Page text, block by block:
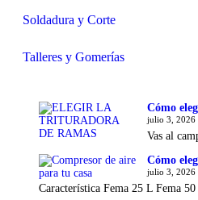
Soldadura y Corte
Talleres y Gomerías
Cómo
julio 3, 2026
Vas al
Cómo
julio 3, 2026
Característica Fema 25 L Fema